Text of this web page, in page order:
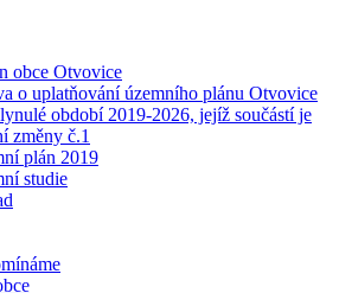
obce Otvovice
o uplatňování územního plánu Otvovice
období 2019-2026, jejíž součástí je
změny č.1
plán 2019
studie